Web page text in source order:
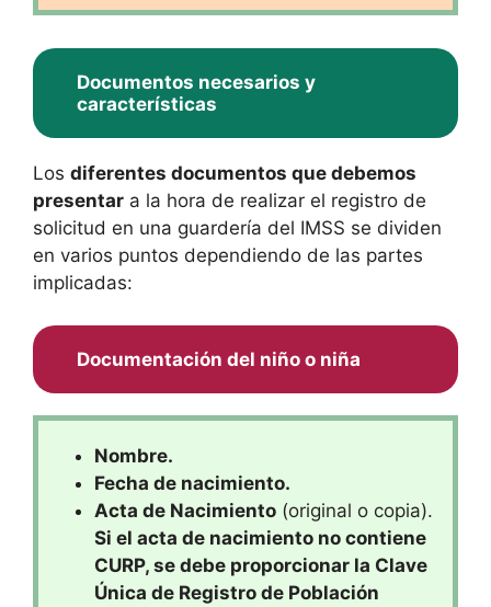
Documentos necesarios y
características
Los diferentes documentos que debemos
presentar a la hora de realizar el registro de
solicitud en una guardería del IMSS se dividen
en varios puntos dependiendo de las partes
implicadas:
Documentación del niño o niña
Nombre.
Fecha de nacimiento.
Acta de Nacimiento (original o copia).
Si el acta de nacimiento no contiene
CURP, se debe proporcionar la Clave
Única de Registro de Población